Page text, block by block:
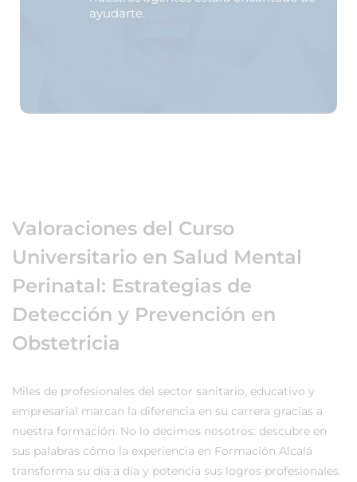
ayudarte.
Valoraciones del Curso
Universitario en Salud Mental
Perinatal: Estrategias de
Detección y Prevención en
Obstetricia
Miles de profesionales del sector sanitario, educativo y
empresarial marcan la diferencia en su carrera gracias a
nuestra formación. No lo decimos nosotros: descubre en
sus palabras cómo la experiencia en Formación Alcalá
transforma su día a día y potencia sus logros profesionales.